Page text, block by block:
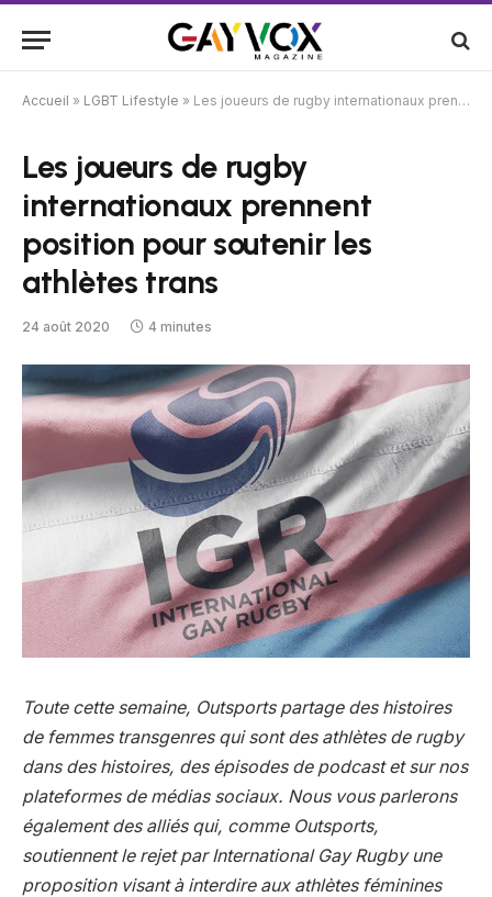
Accueil » LGBT Lifestyle » Les joueurs de rugby internationaux prennent position pour soutenir les athlètes trans
Les joueurs de rugby
internationaux prennent
position pour soutenir les
athlètes trans
24 août 2020 4 minutes
Toute cette semaine, Outsports partage des histoires
de femmes transgenres qui sont des athlètes de rugby
dans des histoires, des épisodes de podcast et sur nos
plateformes de médias sociaux. Nous vous parlerons
également des alliés qui, comme Outsports,
soutiennent le rejet par International Gay Rugby une
proposition visant à interdire aux athlètes féminines